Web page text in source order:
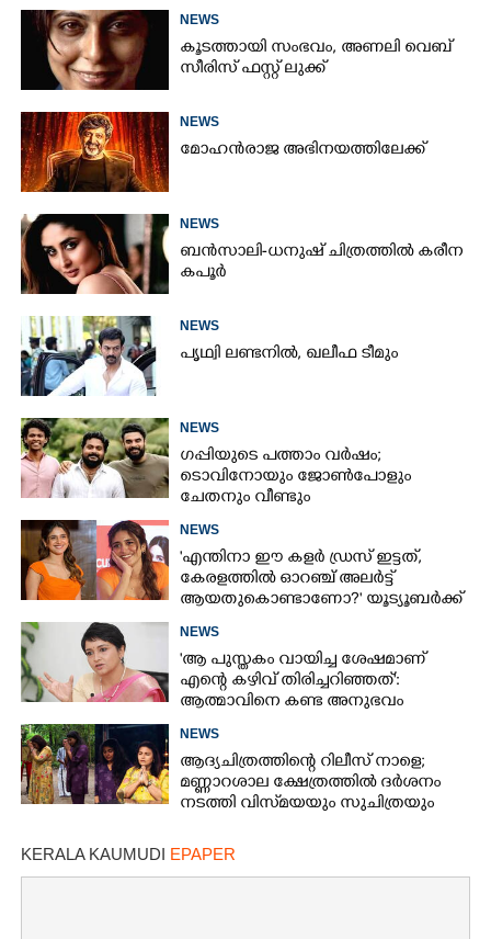
NEWS
കൂടത്തായി സംഭവം, അണലി വെബ്
സീരിസ് ഫസ്റ്റ് ലുക്ക്
NEWS
മോഹൻരാജ അഭിനയത്തിലേക്ക്
NEWS
ബൻസാലി-ധനുഷ് ചിത്രത്തിൽ കരീന
കപൂർ
NEWS
പൃഥ്വി ലണ്ടനിൽ, ഖലീഫ ടീമും
NEWS
ഗപ്പിയുടെ പത്താം വർഷം;​
ടൊവിനോയും ജോൺപോളും
ചേതനും വീണ്ടും
NEWS
'എന്തിനാ ഈ കളർ ഡ്രസ് ഇട്ടത്,
കേരളത്തിൽ ഓറഞ്ച് അല‌ർട്ട്
ആയതുകൊണ്ടാണോ?' യൂട്യൂബർക്ക്
NEWS
'ആ പുസ്തകം വായിച്ച ശേഷമാണ്
എന്റെ കഴിവ് തിരിച്ചറിഞ്ഞത്':
ആത്മാവിനെ കണ്ട അനുഭവം
NEWS
ആദ്യചിത്രത്തിന്റെ റിലീസ് നാളെ;
മണ്ണാറശാല ക്ഷേത്രത്തിൽ ദർശനം
നടത്തി വിസ്‌മയയും സുചിത്രയും
KERALA KAUMUDI EPAPER